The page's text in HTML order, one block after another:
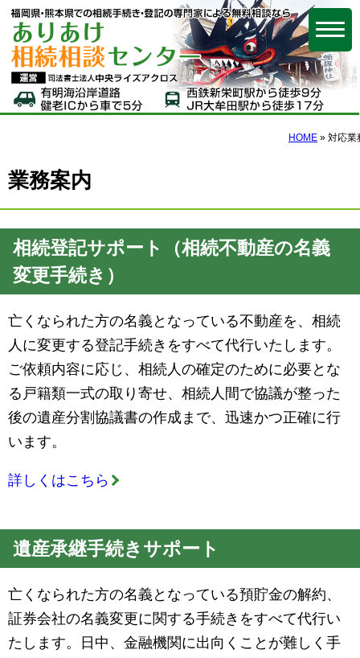
福岡県・熊本県で
HOME » 対応業
業務案内
相続登記サポート（相続不動産の名義
変更手続き）
亡くなられた方の名義となっている不動産を、相続
人に変更する登記手続きをすべて代行いたします。
ご依頼内容に応じ、相続人の確定のために必要とな
る戸籍類一式の取り寄せ、相続人間で協議が整った
後の遺産分割協議書の作成まで、迅速かつ正確に行
います。
詳しくはこちら
遺産承継手続きサポート
亡くなられた方の名義となっている預貯金の解約、
証券会社の名義変更に関する手続きをすべて代行い
たします。日中、金融機関に出向くことが難しく手